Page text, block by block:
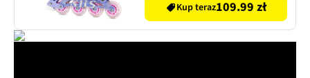
Kup teraz109.99 zł